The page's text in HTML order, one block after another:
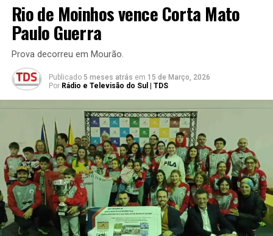
Rio de Moinhos vence Corta Mato
Paulo Guerra
Prova decorreu em Mourão.
Publicado 5 meses atrás em 15 de Março, 2026
Por Rádio e Televisão do Sul | TDS